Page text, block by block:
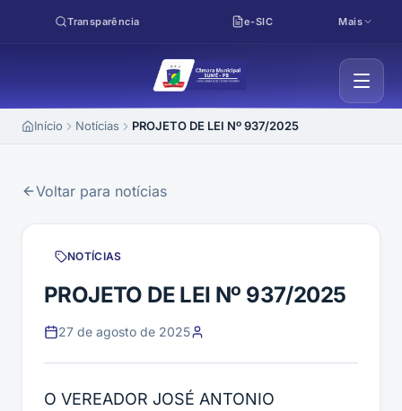
Transparência e-SIC Mais
Início Notícias PROJETO DE LEI Nº 937/2025
Voltar para notícias
NOTÍCIAS
PROJETO DE LEI Nº 937/2025
27 de agosto de 2025
O VEREADOR JOSÉ ANTONIO